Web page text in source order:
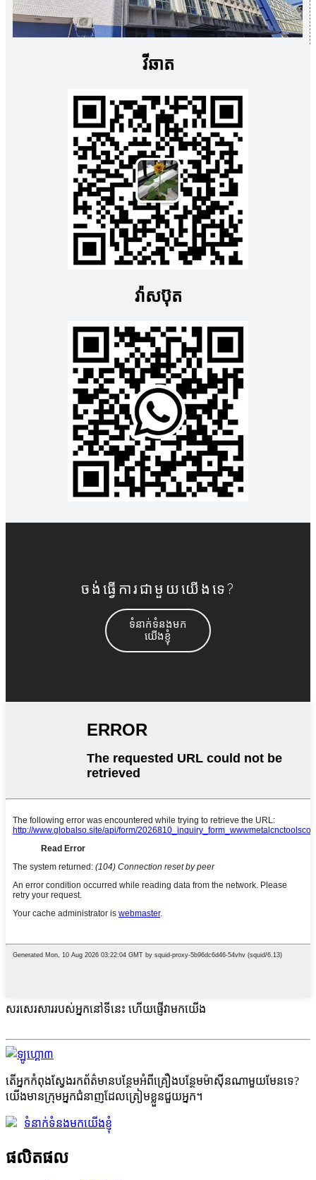
វីឆាត
វ៉ាសប៊ុត
ចង់ធ្វើការជាមួយយើងទេ?
ទំនាក់ទំនងមក
យើងខ្ញុំ
សរសេរសាររបស់អ្នកនៅទីនេះ ហើយផ្ញើវាមកយើង
តើអ្នកកំពុងស្វែងរកព័ត៌មានបន្ថែមអំពីគ្រឿងបន្ថែមម៉ាស៊ីនណាមួយមែនទេ?
យើងមានក្រុមអ្នកជំនាញដែលត្រៀមខ្លួនជួយអ្នក។
ទំនាក់ទំនងមកយើងខ្ញុំ
ផលិតផល